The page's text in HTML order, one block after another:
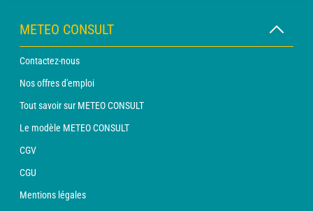
METEO CONSULT
Contactez-nous
Nos offres d'emploi
Tout savoir sur METEO CONSULT
Le modèle METEO CONSULT
CGV
CGU
Mentions légales